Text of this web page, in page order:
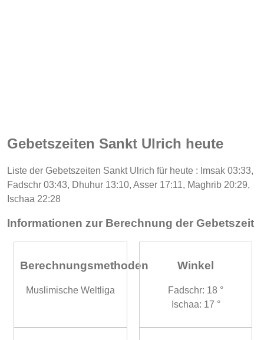
Gebetszeiten Sankt Ulrich heute
Liste der Gebetszeiten Sankt Ulrich für heute : Imsak 03:33,
Fadschr 03:43, Dhuhur 13:10, Asser 17:11, Maghrib 20:29,
Ischaa 22:28
Informationen zur Berechnung der Gebetszeit
Berechnungsmethoden
Muslimische Weltliga
Winkel
Fadschr: 18 °
Ischaa: 17 °